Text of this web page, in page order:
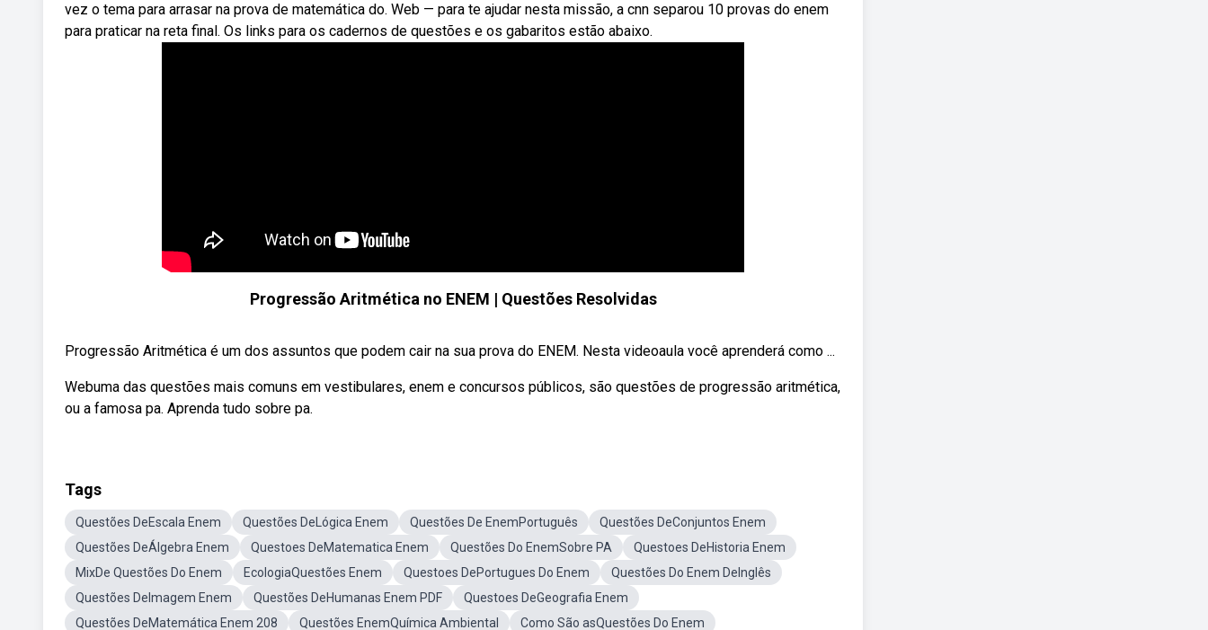
vez o tema para arrasar na prova de matemática do. Web — para te ajudar nesta missão, a cnn separou 10 provas do enem
para praticar na reta final. Os links para os cadernos de questões e os gabaritos estão abaixo.
Progressão Aritmética no ENEM | Questões Resolvidas
Progressão Aritmética é um dos assuntos que podem cair na sua prova do ENEM. Nesta videoaula você aprenderá como ...
Webuma das questões mais comuns em vestibulares, enem e concursos públicos, são questões de progressão aritmética,
ou a famosa pa. Aprenda tudo sobre pa.
Tags
Questões DeEscala Enem Questões DeLógica Enem Questões De EnemPortuguês
Questões DeConjuntos Enem
Questões DeÁlgebra Enem
Questoes DeMatematica Enem Questões Do EnemSobre PA
Questoes DeHistoria Enem
MixDe Questões Do Enem
EcologiaQuestões Enem Questoes DePortugues Do Enem
Questões Do Enem DeInglês
Questões DeImagem Enem
Questões DeHumanas Enem PDF
Questoes DeGeografia Enem
Questões DeMatemática Enem 208
Questões EnemQuímica Ambiental Como São asQuestões Do Enem